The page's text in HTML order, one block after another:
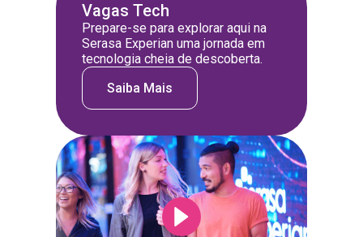
Vagas Tech
Prepare-se para explorar aqui na
Serasa Experian uma jornada em
tecnologia cheia de descoberta.
Saiba Mais